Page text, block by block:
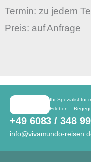
Termin: zu jedem
Preis: auf Anfrage
Ihr Spezialist für
Erleben –
+49 6083 / 348
info@vivamundo-